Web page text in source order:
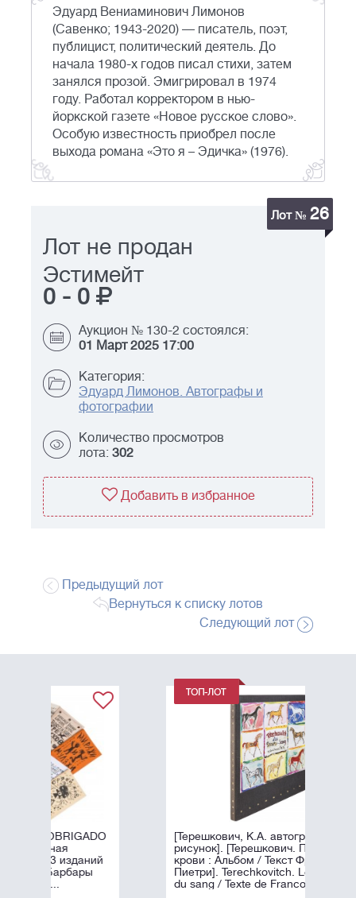
Эдуард Вениаминович Лимонов
(Савенко; 1943-2020) — писатель, поэт,
публицист, политический деятель. До
начала 1980-х годов писал стихи, затем
занялся прозой. Эмигрировал в 1974
году. Работал корректором в нью-
йоркской газете «Новое русское слово».
Особую известность приобрел после
выхода романа «Это я – Эдичка» (1976).
Лот № 26
Лот не продан
Эстимейт
0 - 0
Аукцион № 130-2 состоялся:
01 Март 2025 17:00
Категория:
Эдуард Лимонов. Автографы и
фотографии
Количество просмотров
лота: 302
Добавить в избранное
Предыдущий лот
Вернуться к списку лотов
Следующий лот
[Терешкович, К.А. автограф и
рисунок]. [Терешкович. Принцы
крови : Альбом / Текст Франсуа
Пиетри]. Terechkovitch. Les princes
du sang / Texte de Francois Pietri. - ...